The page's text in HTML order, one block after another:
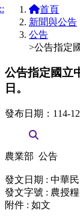
首頁
新聞與公告
公告
>公告指定
公告指定國立
日。
發布日期：114-
農業部 公告
發文日期 : 中華民
發文字號 : 農授
附件 : 如文